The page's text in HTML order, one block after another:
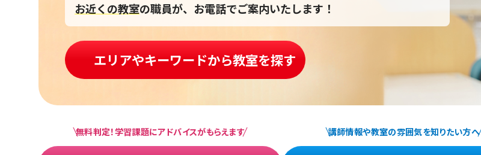
お近くの教室の職員が、お電話でご案内いたします！
エリアやキーワードから教室を探す
無料判定！学習課題にアドバイスがもらえます 講師情報や教室の雰囲気を知りたい方へ